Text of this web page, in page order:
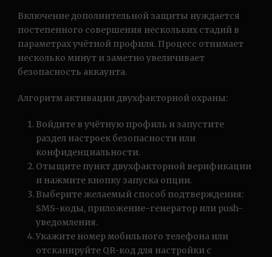
Включение дополнительной защиты нуждается
постепенного совершения нескольких стадий в
параметрах учётной профиля. Процесс отнимает
несколько минут и заметно увеличивает
безопасность аккаунта.
Алгоритм активации двухфакторной охраны:
Войдите в учётную профиль и запустите
раздел настроек безопасности или
конфиденциальности.
Отыщите пункт двухфакторной верификации
и нажмите кнопку запуска опции.
Выберите желаемый способ подтверждения:
SMS-коды, приложение-генератор или push-
уведомления.
Укажите номер мобильного телефона или
отсканируйте QR-код для настройки с